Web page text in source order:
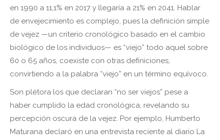
en 1990 a 11,1% en 2017 y llegaría a 21% en 2041. Hablar
de envejecimiento es complejo, pues la definición simple
de vejez —un criterio cronológico basado en el cambio
biológico de los individuos— es “viejo” todo aquel sobre
60 o 65 años, coexiste con otras definiciones,
convirtiendo a la palabra “viejo” en un término equívoco.
Son plétora los que declaran “no ser viejos” pese a
haber cumplido la edad cronológica, revelando su
percepción oscura de la vejez. Por ejemplo, Humberto
Maturana declaró en una entrevista reciente al diario La